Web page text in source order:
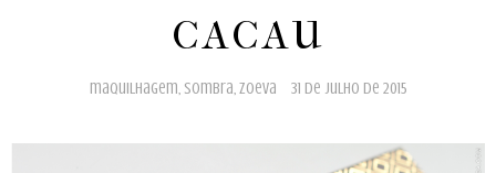
CACAU
maquilhagem, sombra,zoeva 31 de julho de 2015